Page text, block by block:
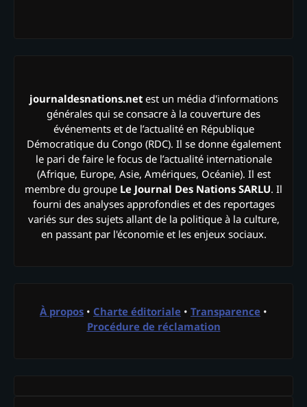
journaldesnations.netest un média d'informations
générales qui se consacre à la couverture des
événements et de l’actualité en République
Démocratique du Congo (RDC). Il se donne également
le pari de faire le focus de l’actualité internationale
(Afrique, Europe, Asie, Amériques, Océanie). Il est
membre du groupe Le Journal Des Nations SARLU. Il
fourni des analyses approfondies et des reportages
variés sur des sujets allant de la politique à la culture,
en passant par l'économie et les enjeux sociaux.
À propos • Charte éditoriale • Transparence •
Procédure de réclamation